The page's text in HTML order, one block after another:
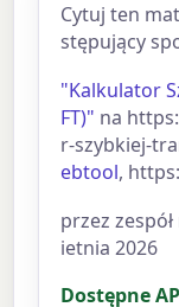
Cytuj ten
stępujący
"Kalkulator
FT)" na
r-szybkiej-
ebtool,
przez
ietnia 2026
Dostępne